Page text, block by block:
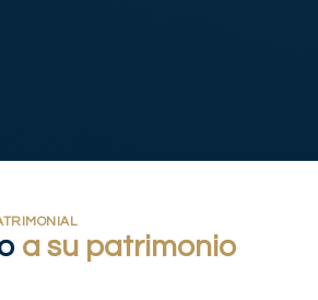
a su patrimonio